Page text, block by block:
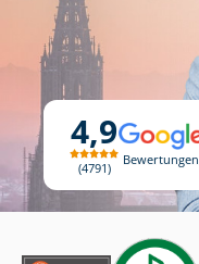
4,9
4791
Bewertungen